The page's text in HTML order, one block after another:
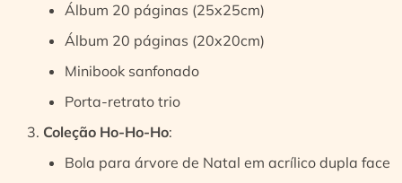
Álbum 20 páginas (25x25cm)
Álbum 20 páginas (20x20cm)
Minibook sanfonado
Porta-retrato trio
Coleção Ho-Ho-Ho:
Bola para árvore de Natal em acrílico dupla face